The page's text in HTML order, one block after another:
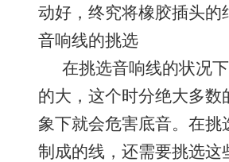
动好，终究将橡胶插头的
音响线的挑选
在挑选音响线的状况下
的大，这个时分绝大多
象下就会危害底音。在
制成的线，还需要挑选